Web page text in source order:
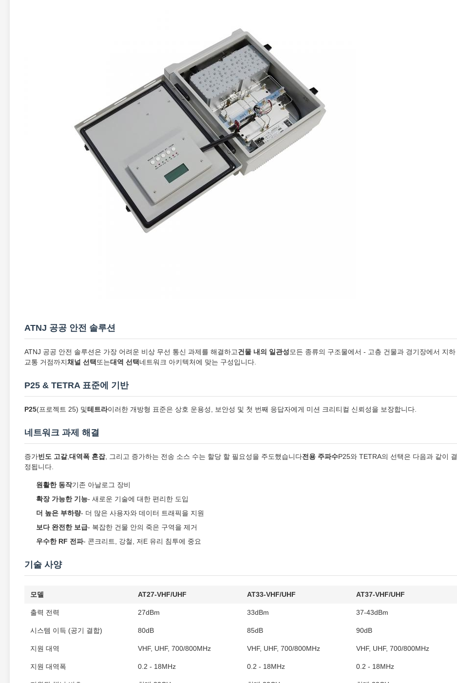
ATNJ 공공 안전 솔루션
ATNJ 공공 안전 솔루션은 가장 어려운 비상 무선 통신 과제를 해결하고건물 내의 일관성모든 종류의 구조물에서 - 고층 건물과 경기장에서 지하
교통 거점까지채널 선택 또는대역 선택네트워크 아키텍처에 맞는 구성입니다.
P25 & TETRA 표준에 기반
P25(프로젝트 25) 및테트라이러한 개방형 표준은 상호 운용성, 보안성 및 첫 번째 응답자에게 미션 크리티컬 신뢰성을 보장합니다.
네트워크 과제 해결
증가빈도 고갈,대역폭 혼잡, 그리고 증가하는 전송 소스 수는 할당 할 필요성을 주도했습니다전용 주파수P25와 TETRA의 선택은 다음과 같이 결
정됩니다.
원활한 동작기존 아날로그 장비
확장 가능한 기능- 새로운 기술에 대한 편리한 도입
더 높은 부하량- 더 많은 사용자와 데이터 트래픽을 지원
보다 완전한 보급- 복잡한 건물 안의 죽은 구역을 제거
우수한 RF 전파- 콘크리트, 강철, 저E 유리 침투에 중요
기술 사양
모델 AT27-VHF/UHF AT33-VHF/UHF AT37-VHF/UHF
출력 전력 27dBm 33dBm 37-43dBm
시스템 이득 (공기 결합) 80dB 85dB 90dB
지원 대역 VHF, UHF, 700/800MHz VHF, UHF, 700/800MHz VHF, UHF, 700/800MHz
지원 대역폭 0.2 - 18MHz 0.2 - 18MHz 0.2 - 18MHz